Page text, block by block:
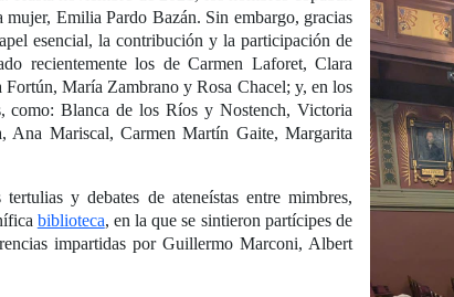
Emilia Pardo Bazán. Sin embargo, gracias
esencial, la contribución y la participación de
recientemente los de Carmen Laforet, Clara
María Zambrano y Rosa Chacel; y, en los
como: Blanca de los Ríos y Nostench, Victoria
Ana Mariscal, Carmen Martín Gaite, Margarita
y debates de ateneístas entre mimbres,
biblioteca, en la que se sintieron partícipes de
impartidas por Guillermo Marconi, Albert